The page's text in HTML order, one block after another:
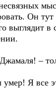
Он
выглядит
–
Я все